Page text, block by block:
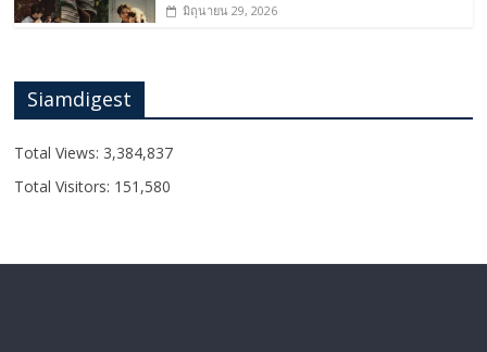
มิถุนายน 29, 2026
Siamdigest
Total Views: 3,384,837
Total Visitors: 151,580